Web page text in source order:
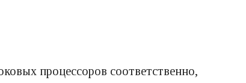
процессоров соответственно,